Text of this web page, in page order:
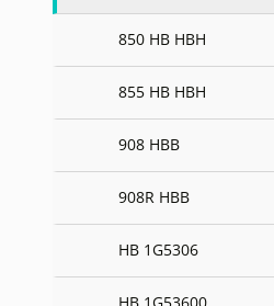
850 HB HBH
855 HB HBH
908 HBB
908R HBB
HB 1G5306